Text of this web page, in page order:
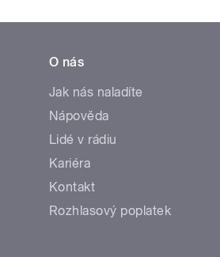
O nás
Jak nás naladíte
Nápověda
Lidé v rádiu
Kariéra
Kontakt
Rozhlasový poplatek